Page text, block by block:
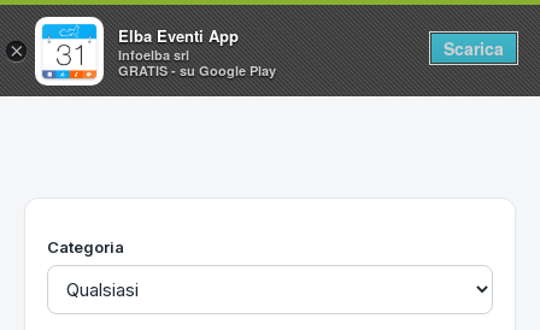
Home
Utilità
Categoria
×
Elba Eventi App
Infoelba srl
GRATIS - su Google Play
Scarica